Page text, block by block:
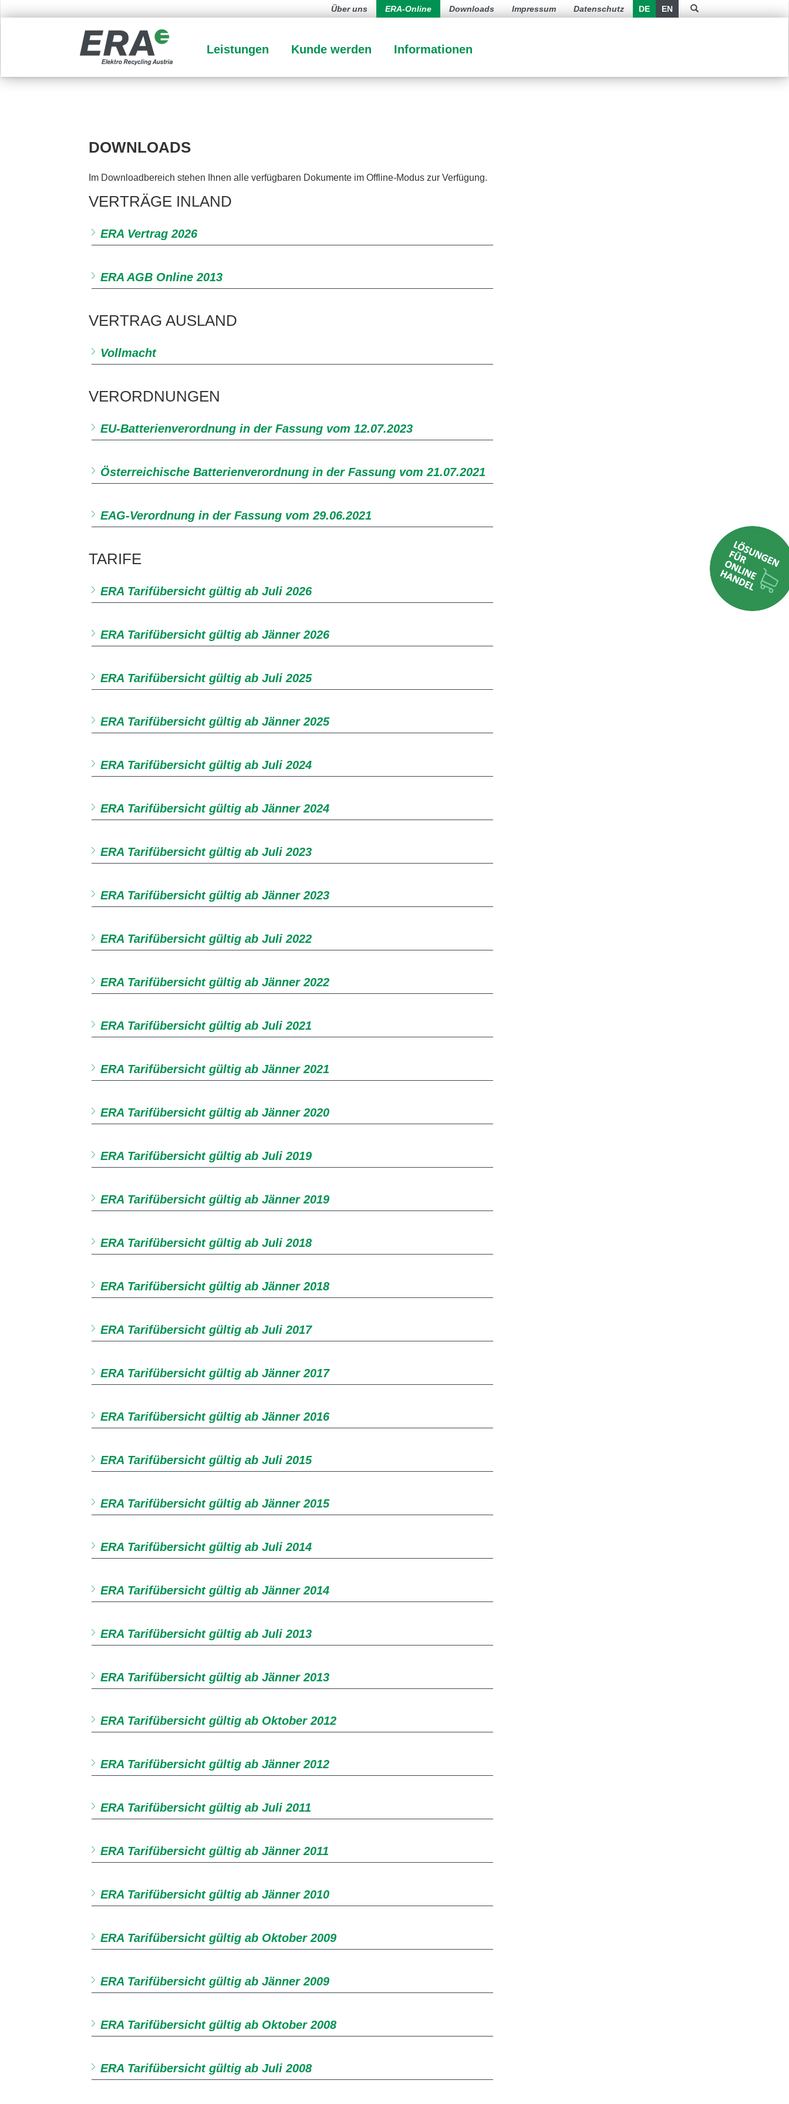
DE EN
Über uns ERA-Online Downloads Impressum Datenschutz
Leistungen Kunde werden Informationen
DOWNLOADS
Im Downloadbereich stehen Ihnen alle verfügbaren Dokumente im Offline-Modus zur Verfügung.
VERTRÄGE INLAND
ERA Vertrag 2026
ERA AGB Online 2013
VERTRAG AUSLAND
Vollmacht
VERORDNUNGEN
EU-Batterienverordnung in der Fassung vom 12.07.2023
Österreichische Batterienverordnung in der Fassung vom 21.07.2021
EAG-Verordnung in der Fassung vom 29.06.2021
TARIFE
ERA Tarifübersicht gültig ab Juli 2026
ERA Tarifübersicht gültig ab Jänner 2026
ERA Tarifübersicht gültig ab Juli 2025
ERA Tarifübersicht gültig ab Jänner 2025
ERA Tarifübersicht gültig ab Juli 2024
ERA Tarifübersicht gültig ab Jänner 2024
ERA Tarifübersicht gültig ab Juli 2023
ERA Tarifübersicht gültig ab Jänner 2023
ERA Tarifübersicht gültig ab Juli 2022
ERA Tarifübersicht gültig ab Jänner 2022
ERA Tarifübersicht gültig ab Juli 2021
ERA Tarifübersicht gültig ab Jänner 2021
ERA Tarifübersicht gültig ab Jänner 2020
ERA Tarifübersicht gültig ab Juli 2019
ERA Tarifübersicht gültig ab Jänner 2019
ERA Tarifübersicht gültig ab Juli 2018
ERA Tarifübersicht gültig ab Jänner 2018
ERA Tarifübersicht gültig ab Juli 2017
ERA Tarifübersicht gültig ab Jänner 2017
ERA Tarifübersicht gültig ab Jänner 2016
ERA Tarifübersicht gültig ab Juli 2015
ERA Tarifübersicht gültig ab Jänner 2015
ERA Tarifübersicht gültig ab Juli 2014
ERA Tarifübersicht gültig ab Jänner 2014
ERA Tarifübersicht gültig ab Juli 2013
ERA Tarifübersicht gültig ab Jänner 2013
ERA Tarifübersicht gültig ab Oktober 2012
ERA Tarifübersicht gültig ab Jänner 2012
ERA Tarifübersicht gültig ab Juli 2011
ERA Tarifübersicht gültig ab Jänner 2011
ERA Tarifübersicht gültig ab Jänner 2010
ERA Tarifübersicht gültig ab Oktober 2009
ERA Tarifübersicht gültig ab Jänner 2009
ERA Tarifübersicht gültig ab Oktober 2008
ERA Tarifübersicht gültig ab Juli 2008